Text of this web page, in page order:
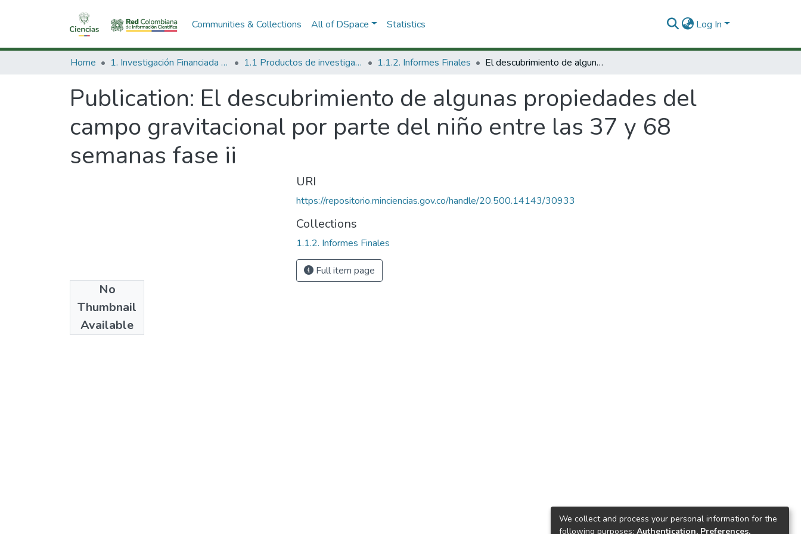
Communities & Collections All of DSpace Statistics Log In
Home 1. Investigación Financiada con Recursos Públicos 1.1 Productos de investigación 1.1.2. Informes Finales El descubrimiento de algunas propiedades del campo gravitacional por parte del niño entre las 37 y 68 semanas fase ii
Publication: El descubrimiento de algunas propiedades del
campo gravitacional por parte del niño entre las 37 y 68
semanas fase ii
No
Thumbnail
Available
1991
URI
https://repositorio.minciencias.gov.co/handle/20.500.14143/30933
Collections
1.1.2. Informes Finales
Full item page
We collect and process your personal information for the
following purposes: Authentication, Preferences,